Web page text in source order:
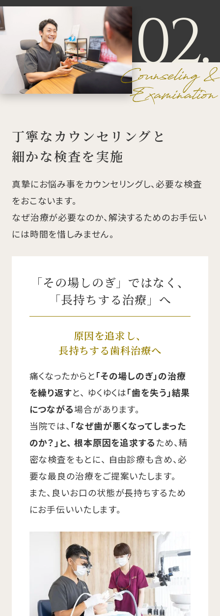
02.
丁寧なカウンセリングと
細かな検査を実施
真摯にお悩み事をカウンセリングし、必要な検査
をおこないます。
なぜ治療が必要なのか、解決するためのお手伝い
には時間を惜しみません。
「その場しのぎ」ではなく、
「長持ちする治療」へ
原因を追求し、
長持ちする歯科治療へ
痛くなったからと「その場しのぎ」の治療
を繰り返すと、 ゆくゆくは「歯を失う」結果
につながる場合があります。
当院では、 「なぜ歯が悪くなってしまった
のか？」と、 根本原因を追求するため、精
密な検査をもとに、 自由診療も含め、必
要な最良の治療をご提案いたします。
また、良いお口の状態が長持ちするため
にお手伝いいたします。